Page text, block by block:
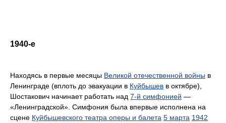
1940-е
Находясь в первые месяцы Великой отечественной войны в
Ленинграде (вплоть до эвакуации в Куйбышев в октябре),
Шостакович начинает работать над 7-й симфонией —
«Ленинградской». Симфония была впервые исполнена на
сцене Куйбышевского театра оперы и балета 5 марта 1942